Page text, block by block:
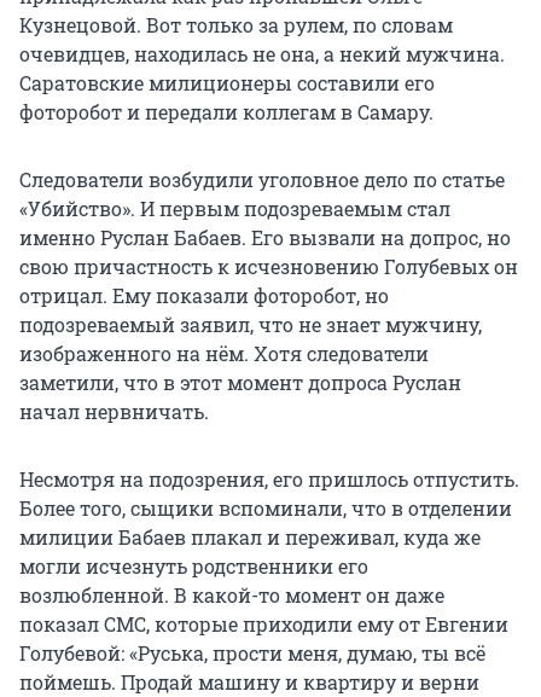
Кузнецовой. Вот только за рулем, по словам
очевидцев, находилась не она, а некий мужчина.
Саратовские милиционеры составили его
фоторобот и передали коллегам в Самару.
Следователи возбудили уголовное дело по статье
«Убийство». И первым подозреваемым стал
именно Руслан Бабаев. Его вызвали на допрос, но
свою причастность к исчезновению Голубевых он
отрицал. Ему показали фоторобот, но
подозреваемый заявил, что не знает мужчину,
изображенного на нём. Хотя следователи
заметили, что в этот момент допроса Руслан
начал нервничать.
Несмотря на подозрения, его пришлось отпустить.
Более того, сыщики вспоминали, что в отделении
милиции Бабаев плакал и переживал, куда же
могли исчезнуть родственники его
возлюбленной. В какой-то момент он даже
показал СМС, которые приходили ему от Евгении
Голубевой: «Руська, прости меня, думаю, ты всё
поймешь. Продай машину и квартиру и верни